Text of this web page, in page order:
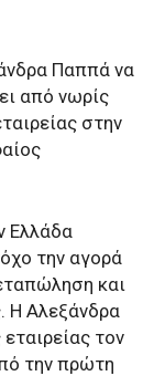
Παππά να
από νωρίς
στην
Ελλάδα
την αγορά
και
Η Αλεξάνδρα
τον
την πρώτη